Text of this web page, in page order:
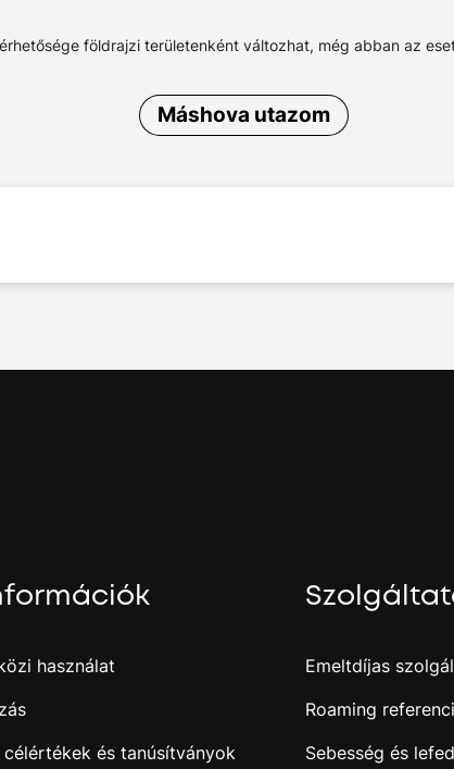
földrajzi területenként változhat, még abban az
Máshova utazom
használat
és tanúsítványok
Emeltdíjas
Roaming
Sebesség és